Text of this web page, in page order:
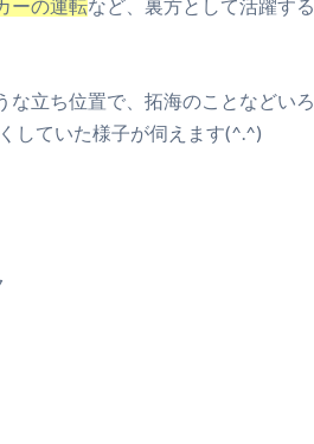
ーの運転など、裏方として活躍する
な立ち位置で、拓海のことなどいろ
していた様子が伺えます(^.^)